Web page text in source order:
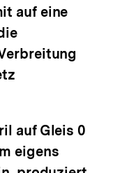
auf eine
auf Gleis 0
eigens